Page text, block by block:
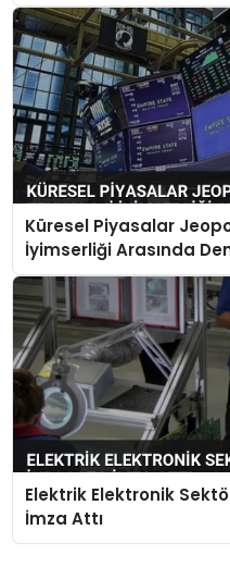
Küresel Piyasalar
İyimserliği Arasında
Elektrik Elektronik
İmza Attı